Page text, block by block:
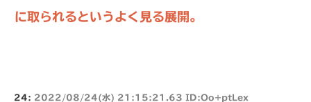
に取られるというよく見る展開。
24: 2022/08/24(水) 21:15:21.63 ID:Oo+ptLex